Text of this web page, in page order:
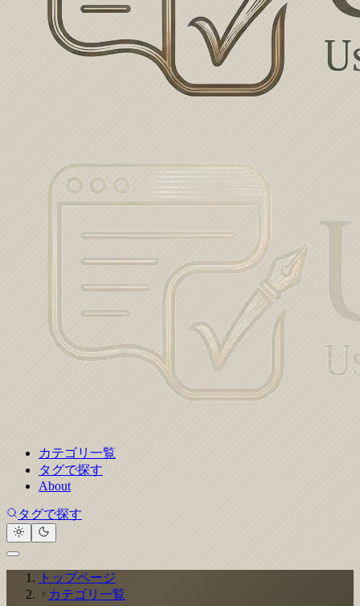
カテゴリ一覧
タグで探す
About
タグで探す
トップページ
カテゴリ一覧